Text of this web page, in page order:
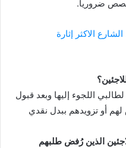
ضرورياً.
الاكثر إثارة
اللجوء إليها وبعد قبول
أو تزويدهم ببدل نقدي
الذين رُفض طلبهم